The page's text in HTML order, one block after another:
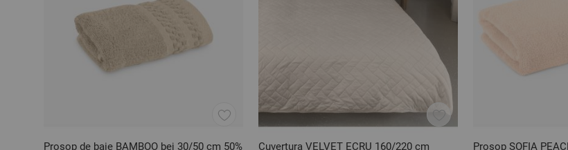
Prosop de baie BAMBOO bej 30/50 cm 50%
Cuvertura VELVET ECRU 160/220 cm
Prosop SOFIA